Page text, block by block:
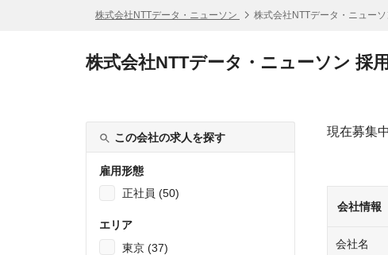
株式会社NTTデータ・ニューソン 株式会社NTTデータ・ニュー
株式会社NTTデータ・ニューソン 採
この会社の求人を探す
雇用形態
正社員 (50)
エリア
東京 (37)
現在募集
会社情報
会社名